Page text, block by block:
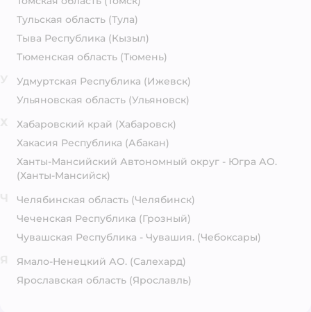
Тульская область (Тула)
Тыва Республика (Кызыл)
Тюменская область (Тюмень)
Удмуртская Республика (Ижевск)
Ульяновская область (Ульяновск)
Хабаровский край (Хабаровск)
Хакасия Республика (Абакан)
Ханты-Мансийский Автономный округ - Югра АО.
(Ханты-Мансийск)
Челябинская область (Челябинск)
Чеченская Республика (Грозный)
Чувашская Республика - Чувашия. (Чебоксары)
Ямало-Ненецкий АО. (Салехард)
Ярославская область (Ярославль)